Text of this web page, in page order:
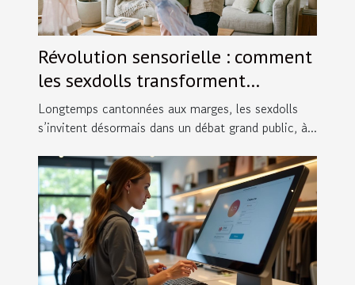
Révolution sensorielle : comment
les sexdolls transforment
l’équilibre du couple moderne
Longtemps cantonnées aux marges, les sexdolls
s’invitent désormais dans un débat grand public, à...